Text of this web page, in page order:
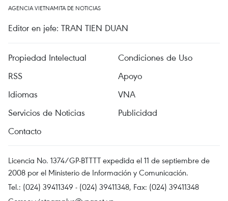
AGENCIA VIETNAMITA DE NOTICIAS
Editor en jefe: TRAN TIEN DUAN
Propiedad Intelectual
Condiciones de Uso
RSS
Apoyo
Idiomas
VNA
Servicios de Noticias
Publicidad
Contacto
Licencia No. 1374/GP-BTTTT expedida el 11 de septiembre de
2008 por el Ministerio de Información y Comunicación.
Tel.: (024) 39411349 - (024) 39411348, Fax: (024) 39411348